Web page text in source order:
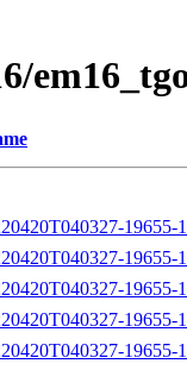
19655-
19655-
19655-
19655-